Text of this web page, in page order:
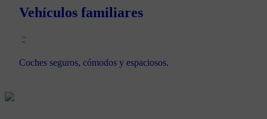
Vehículos familiares
Coches seguros, cómodos y espaciosos.